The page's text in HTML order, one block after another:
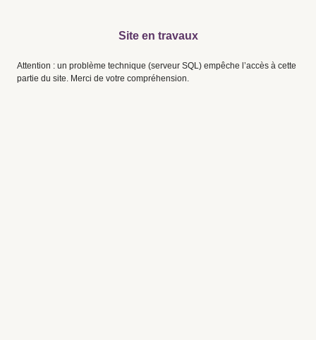
Site en travaux
Attention : un problème technique (serveur SQL) empêche l’accès à cette
partie du site. Merci de votre compréhension.